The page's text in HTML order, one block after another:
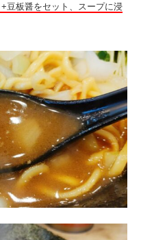
豆板醤をセット、スープに浸